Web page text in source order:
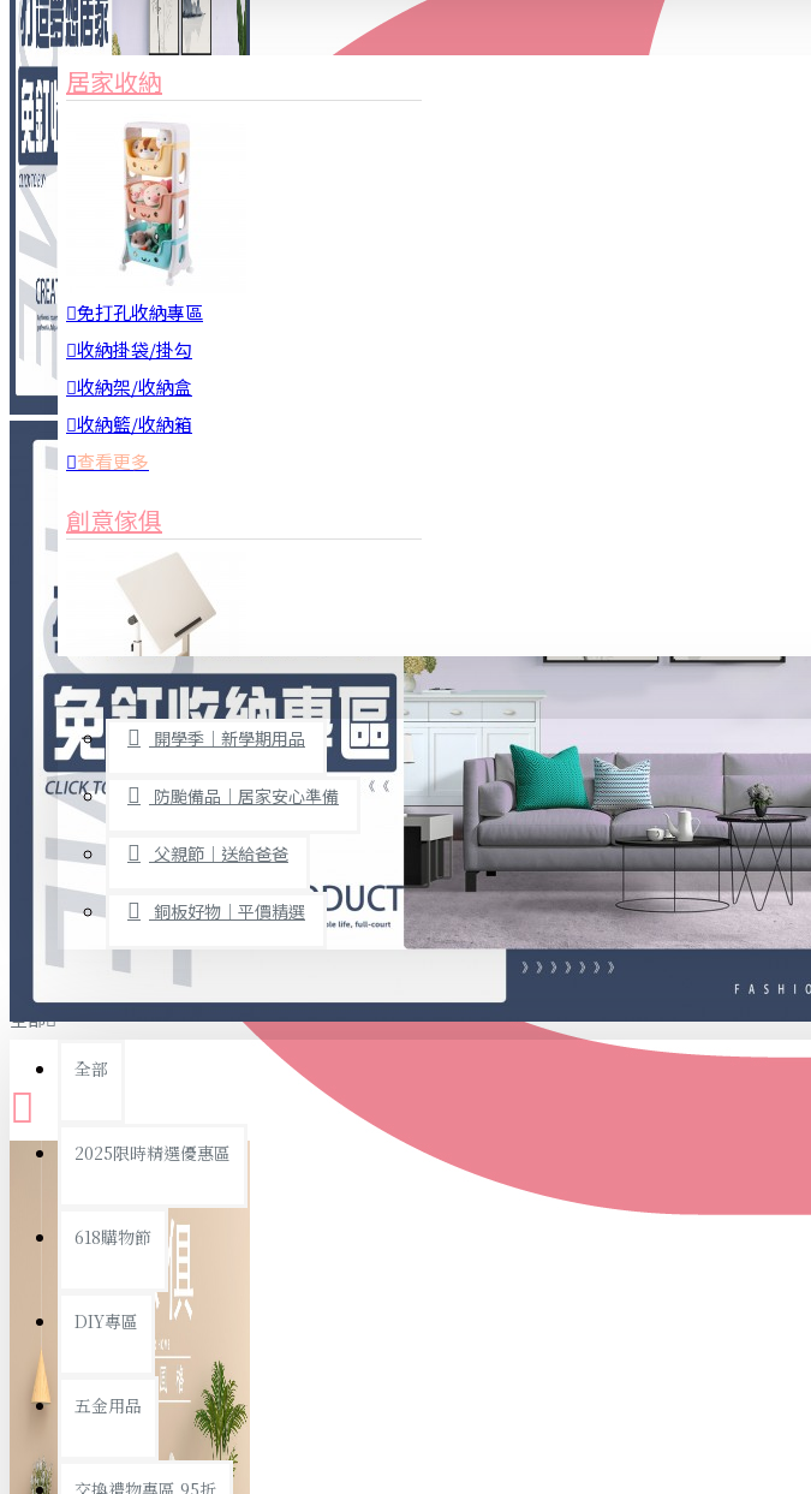
3C周邊
居家安全
居家清潔
查看更多
餐飲廚具
廚房收納
烘焙用具
隨身餐具
查看更多
文具禮品
事務用品
文具收納
書寫用品
衛浴用品
個人衛浴用品
浴室置物/收納
家俱&收納
居家收納
免打孔收納專區
收納掛袋/掛勾
收納架/收納盒
收納籃/收納箱
查看更多
創意傢俱
桌子/椅子
置物架/收納櫃
其他
免打孔收納專區
限時促銷
開學季｜新學期用品
防颱備品｜居家安心準備
父親節｜送給爸爸
銅板好物｜平價精選
全部
全部
2025限時精選優惠區
618購物節
DIY專區
五金用品
交換禮物專區 95折